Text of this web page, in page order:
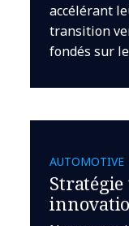
accélérant
transition
fondés sur
AUTOMOTIVE